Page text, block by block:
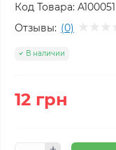
Код Товара: A100051
Отзывы: (0)
В наличии
12 грн